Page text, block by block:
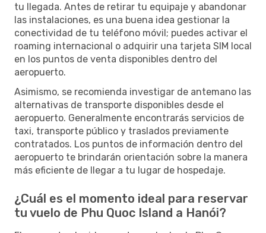
tu llegada. Antes de retirar tu equipaje y abandonar
las instalaciones, es una buena idea gestionar la
conectividad de tu teléfono móvil; puedes activar el
roaming internacional o adquirir una tarjeta SIM local
en los puntos de venta disponibles dentro del
aeropuerto.
Asimismo, se recomienda investigar de antemano las
alternativas de transporte disponibles desde el
aeropuerto. Generalmente encontrarás servicios de
taxi, transporte público y traslados previamente
contratados. Los puntos de información dentro del
aeropuerto te brindarán orientación sobre la manera
más eficiente de llegar a tu lugar de hospedaje.
¿Cuál es el momento ideal para reservar
tu vuelo de Phu Quoc Island a Hanói?